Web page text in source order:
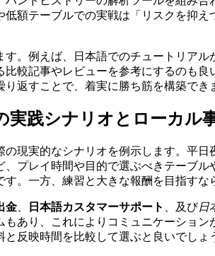
額テーブルでの実戦は「リスクを抑
。例えば、日本語でのチュートリア
較記事やレビューを参考にするのも
返すことで、着実に勝ち筋を構築でき
実践シナリオとローカル
の現実的なシナリオを例示します。平
プレイ時間や目的で選ぶべきテーブ
。一方、練習と大きな報酬を目指すな
金 日本語カスタマーサポート 、及び日
あり、これによりコミュニケーショ
反映時間を比較して選ぶと良いでしょ